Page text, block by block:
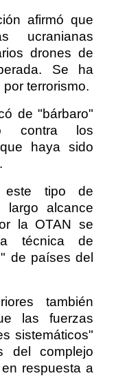
afirmó que
ucranianas
drones de
Se ha
terrorismo.
de "bárbaro"
contra los
haya sido
este tipo de
alcance
la OTAN se
técnica de
de países del
también
las fuerzas
sistemáticos"
del complejo
respuesta a